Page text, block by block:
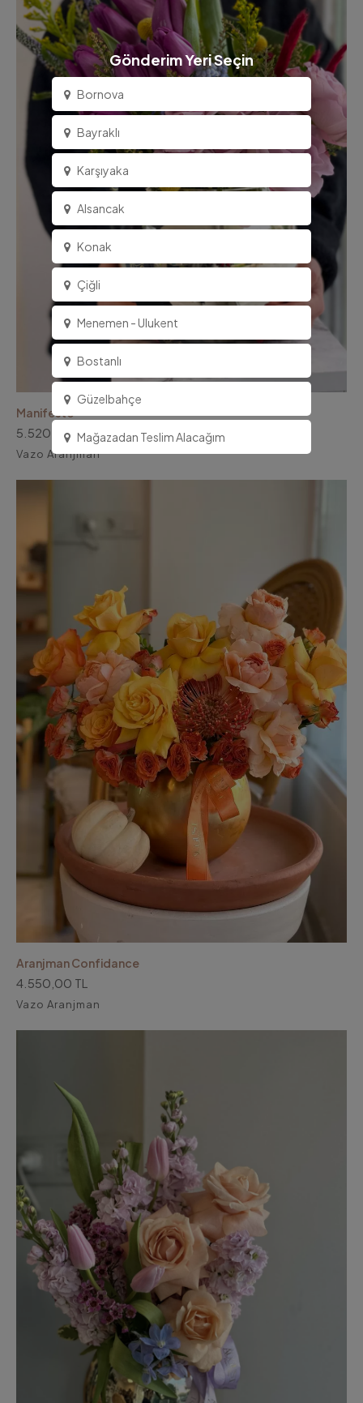
Gönderim Yeri Seçin
Bornova
Bayraklı
Karşıyaka
Alsancak
Konak
Çiğli
Menemen - Ulukent
Bostanlı
Güzelbahçe
Mağazadan Teslim Alacağım
Manifesto
5.520,00 TL
Vazo Aranjman
Aranjman Confidance
4.550,00 TL
Vazo Aranjman